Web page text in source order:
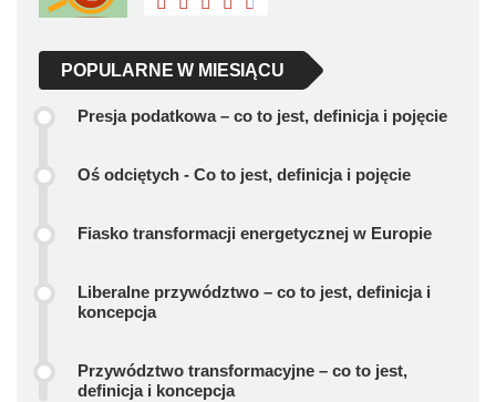
POPULARNE W MIESIĄCU
Presja podatkowa – co to jest, definicja i pojęcie
Oś odciętych - Co to jest, definicja i pojęcie
Fiasko transformacji energetycznej w Europie
Liberalne przywództwo – co to jest, definicja i
koncepcja
Przywództwo transformacyjne – co to jest,
definicja i koncepcja